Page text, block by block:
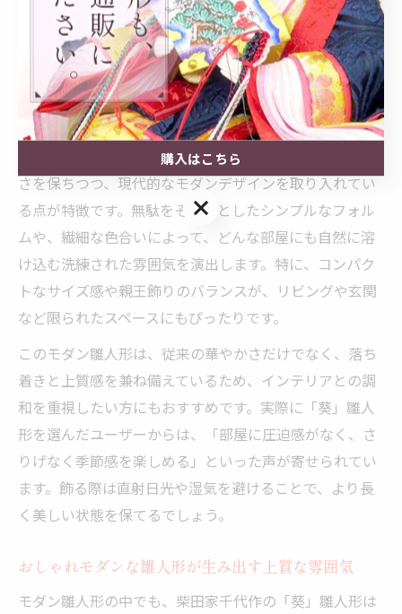
モダン雛人形が部屋の雰囲気を
引き立てる理由
柴田家千代作の「葵」雛人形が空間を洗練させる
柴田家千代作の「葵」雛人形は、伝統的な雛人形の美し
さを保ちつつ、現代的なモダンデザインを取り入れてい
る点が特徴です。無駄をそぎ落としたシンプルなフォル
ムや、繊細な色合いによって、どんな部屋にも自然に溶
け込む洗練された雰囲気を演出します。特に、コンパク
トなサイズ感や親王飾りのバランスが、リビングや玄関
など限られたスペースにもぴったりです。
このモダン雛人形は、従来の華やかさだけでなく、落ち
着きと上質感を兼ね備えているため、インテリアとの調
和を重視したい方にもおすすめです。実際に「葵」雛人
形を選んだユーザーからは、「部屋に圧迫感がなく、さ
りげなく季節感を楽しめる」といった声が寄せられてい
ます。飾る際は直射日光や湿気を避けることで、より長
く美しい状態を保てるでしょう。
おしゃれモダンな雛人形が生み出す上質な雰囲気
モダン雛人形の中でも、柴田家千代作の「葵」雛人形は
購入はこちら
購入はこちら